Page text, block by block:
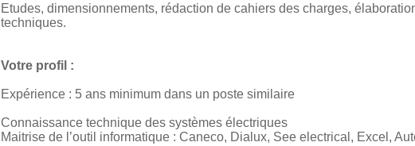
Etudes, dimensionnements, rédaction de cahiers des charges,
techniques.
Votre profil :
Expérience : 5 ans minimum dans un poste similaire
Connaissance technique des systèmes électriques
Maitrise de l’outil informatique : Caneco, Dialux, See electrical, Excel,